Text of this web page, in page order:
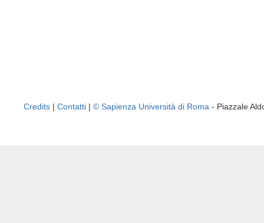
Credits | Contatti | © Sapienza Università di Roma - Piazzale